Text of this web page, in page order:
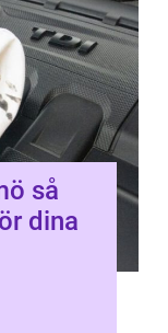
dina